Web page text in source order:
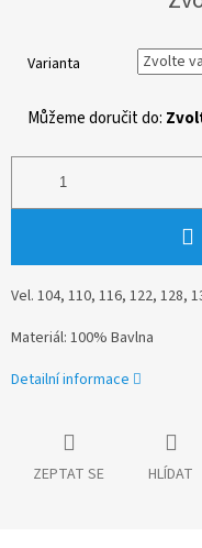
Varianta
Můžeme doručit do:
Vel. 104, 110, 116, 122, 128,
Materiál: 100% Bavlna
Detailní informace
ZEPTAT SE HLÍDAT